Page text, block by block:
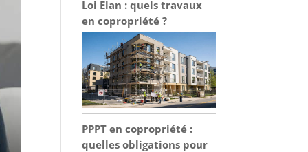
Loi Elan : quels travaux
en copropriété ?
PPPT en copropriété :
quelles obligations pour